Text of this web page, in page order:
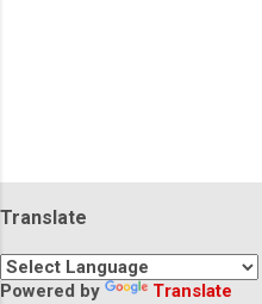
Translate
Powered by Translate